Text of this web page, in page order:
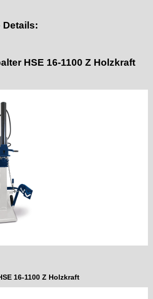
Details:
HSE 16-1100 Z Holzkraft
16-1100 Z Holzkraft